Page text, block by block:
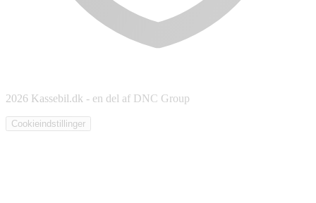
2026 Kassebil.dk - en del af DNC Group
Cookieindstillinger